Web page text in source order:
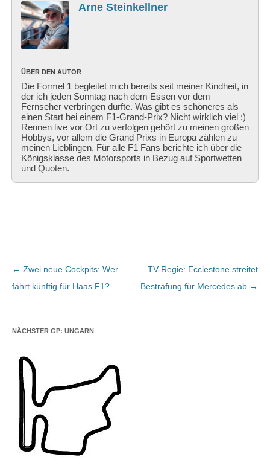
Arne Steinkellner
ÜBER DEN AUTOR
Die Formel 1 begleitet mich bereits seit meiner Kindheit, in
der ich jeden Sonntag nach dem Essen vor dem
Fernseher verbringen durfte. Was gibt es schöneres als
einen Start bei einem F1-Grand-Prix? Nicht wirklich viel :)
Rennen live vor Ort zu verfolgen gehört zu meinen großen
Hobbys, vor allem die Grand Prixs in Europa zählen zu
meinen Lieblingen. Für alle F1 Fans berichte ich über die
Königsklasse des Motorsports in Bezug auf Sportwetten
und Quoten.
Beitragsnavigation
← Zwei neue Cockpits: Wer
fährt künftig für Haas F1?
TV-Regie: Ecclestone streitet
Bestrafung für Mercedes ab →
NÄCHSTER GP: UNGARN